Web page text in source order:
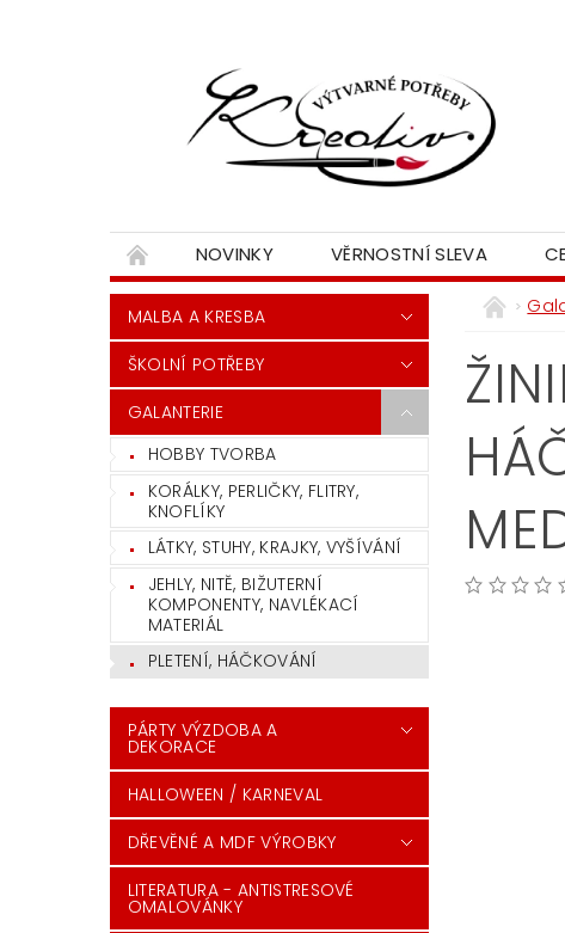
NOVINKY VĚRNOSTNÍ SLEVA
MALBA A KRESBA
ŠKOLNÍ POTŘEBY
GALANTERIE
HOBBY TVORBA
KORÁLKY, PERLIČKY, FLITRY,
KNOFLÍKY
LÁTKY, STUHY, KRAJKY, VYŠÍVÁNÍ
JEHLY, NITĚ, BIŽUTERNÍ
KOMPONENTY, NAVLÉKACÍ
MATERIÁL
PLETENÍ, HÁČKOVÁNÍ
PÁRTY VÝZDOBA A
DEKORACE
HALLOWEEN / KARNEVAL
DŘEVĚNÉ A MDF VÝROBKY
LITERATURA - ANTISTRESOVÉ
OMALOVÁNKY